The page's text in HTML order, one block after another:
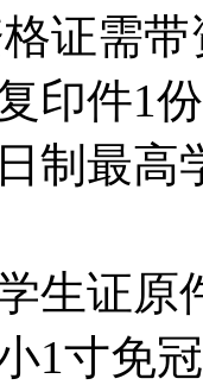
证需
印件1
制最高
生证原
1寸免